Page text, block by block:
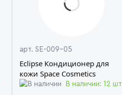
арт. SE-009-05
Eclipse Кондиционер для
кожи Space Cosmetics
В наличии: 12 шт